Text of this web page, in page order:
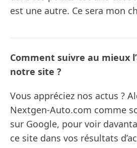
est une autre. Ce sera mon
Comment suivre au mieux
notre site ?
Vous appréciez nos actus ?
Nextgen-Auto.com comme
sur Google, pour voir
ce site dans vos résultats